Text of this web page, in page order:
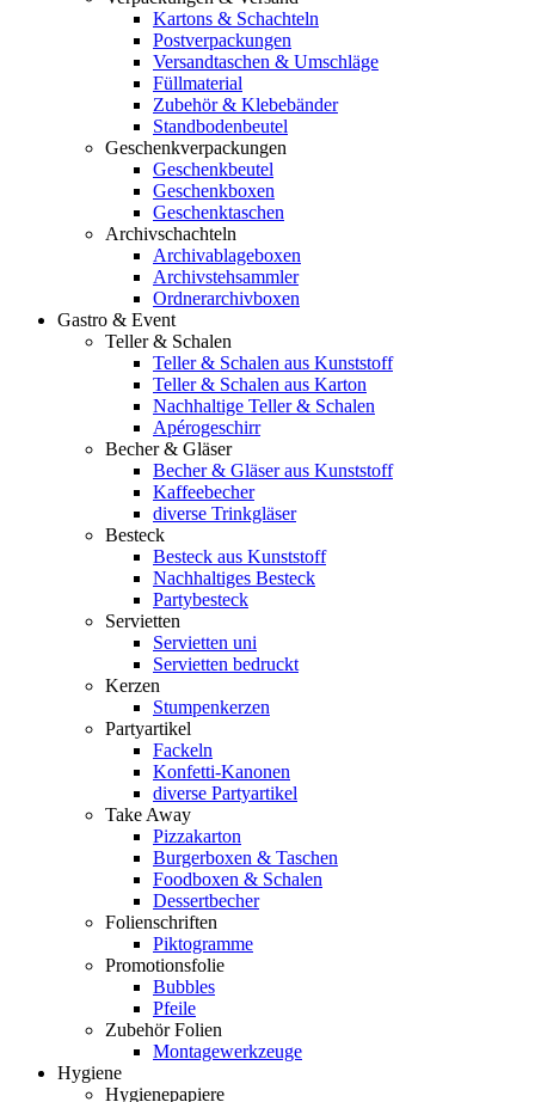
Kartons & Schachteln
Postverpackungen
Versandtaschen & Umschläge
Füllmaterial
Zubehör & Klebebänder
Standbodenbeutel
Geschenkverpackungen
Geschenkbeutel
Geschenkboxen
Geschenktaschen
Archivschachteln
Archivablageboxen
Archivstehsammler
Ordnerarchivboxen
Gastro & Event
Teller & Schalen
Teller & Schalen aus Kunststoff
Teller & Schalen aus Karton
Nachhaltige Teller & Schalen
Apérogeschirr
Becher & Gläser
Becher & Gläser aus Kunststoff
Kaffeebecher
diverse Trinkgläser
Besteck
Besteck aus Kunststoff
Nachhaltiges Besteck
Partybesteck
Servietten
Servietten uni
Servietten bedruckt
Kerzen
Stumpenkerzen
Partyartikel
Fackeln
Konfetti-Kanonen
diverse Partyartikel
Take Away
Pizzakarton
Burgerboxen & Taschen
Foodboxen & Schalen
Dessertbecher
Folienschriften
Piktogramme
Promotionsfolie
Bubbles
Pfeile
Zubehör Folien
Montagewerkzeuge
Hygiene
Hygienepapiere